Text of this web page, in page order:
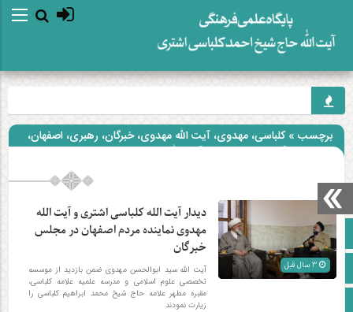
صفحه نخست
آپارات
برچسب » کلباسی، مهدوی، آیت الله مهدوی، خبرگان، رهبری، اصفهان،
نماینده خبرگان، احمد کلباسی، آیت الله کلباسی
دیدار آیت الله کلباسی اشتری و آیت الله
مهدوی نماینده مردم اصفهان در مجلس
خبرگان
آیت الله سید ابوالحسن مهدوی ضمن بازدید از موسسه
تخصصی علوم اسلامی و مدرسه علمیه علامه کلباسی،
مقبره مطهر علامه حاج شیخ محمد ابراهیم کلباسی را
زیارت نمودند